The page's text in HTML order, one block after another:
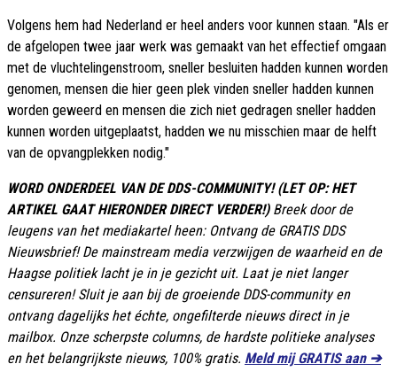
Volgens hem had Nederland er heel anders voor kunnen staan. "Als er
de afgelopen twee jaar werk was gemaakt van het effectief omgaan
met de vluchtelingenstroom, sneller besluiten hadden kunnen worden
genomen, mensen die hier geen plek vinden sneller hadden kunnen
worden geweerd en mensen die zich niet gedragen sneller hadden
kunnen worden uitgeplaatst, hadden we nu misschien maar de helft
van de opvangplekken nodig."
WORD ONDERDEEL VAN DE DDS-COMMUNITY! (LET OP: HET
ARTIKEL GAAT HIERONDER DIRECT VERDER!) Breek door de
leugens van het mediakartel heen: Ontvang de GRATIS DDS
Nieuwsbrief! De mainstream media verzwijgen de waarheid en de
Haagse politiek lacht je in je gezicht uit. Laat je niet langer
censureren! Sluit je aan bij de groeiende DDS-community en
ontvang dagelijks het échte, ongefilterde nieuws direct in je
mailbox. Onze scherpste columns, de hardste politieke analyses
en het belangrijkste nieuws, 100% gratis. Meld mij GRATIS aan ➔